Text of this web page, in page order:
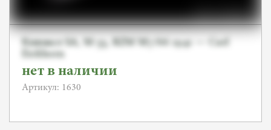
Кинжал SA, M-33, RZM M7/66 1941 — Carl
Eickhorn
нет в наличии
Артикул: 1630